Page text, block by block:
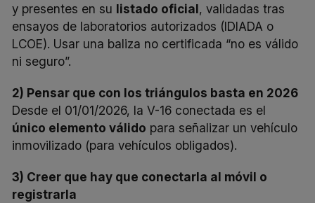
y presentes en su listado oficial, validadas tras
ensayos de laboratorios autorizados (IDIADA o
LCOE). Usar una baliza no certificada “no es válido
ni seguro”.
2) Pensar que con los triángulos basta en 2026
Desde el 01/01/2026, la V-16 conectada es el
único elemento válido para señalizar un vehículo
inmovilizado (para vehículos obligados).
3) Creer que hay que conectarla al móvil o
registrarla